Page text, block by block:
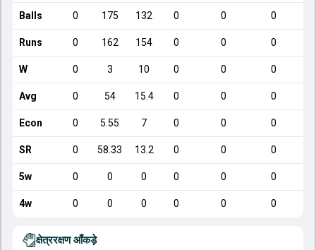
Balls 0 175 132 0 0 0
Runs 0 162 154 0 0 0
W 0 3 10 0 0 0
Avg 0 54 15.4 0 0 0
Econ 0 5.55 7 0 0 0
SR 0 58.33 13.2 0 0 0
5w 0 0 0 0 0 0
4w 0 0 0 0 0 0
क्षेत्ररक्षण आँकड़े